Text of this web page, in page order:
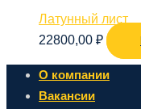
Латунный лист
22800,00 ₽
О компании
Вакансии